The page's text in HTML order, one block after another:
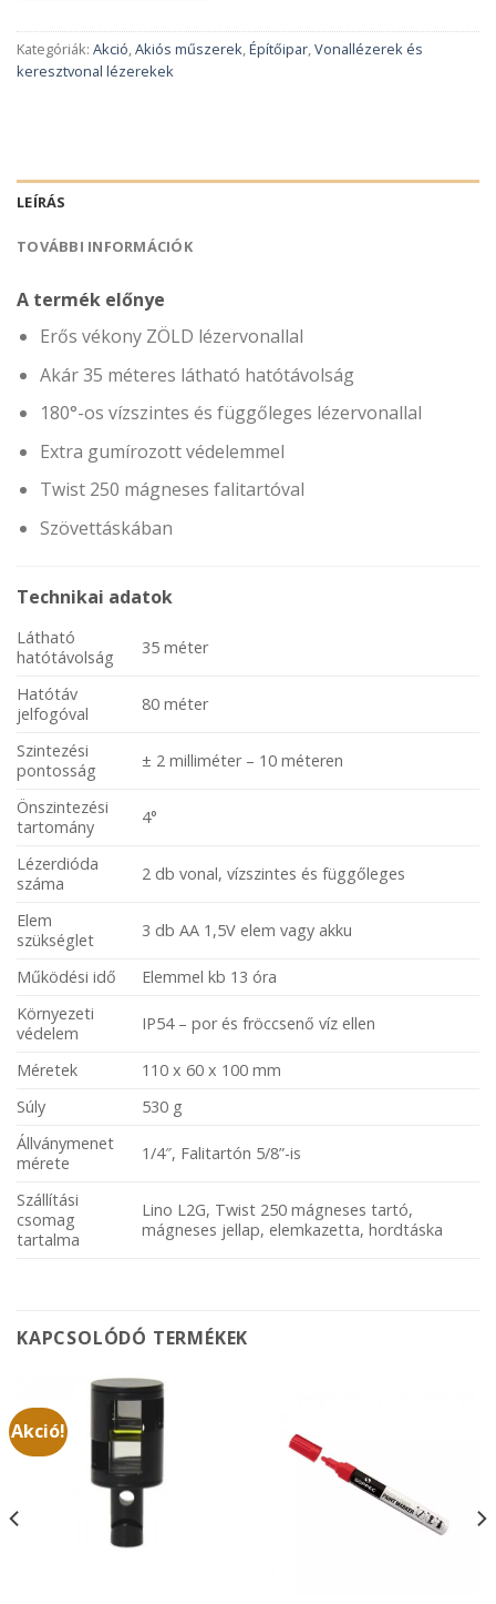
Kategóriák: Akció,Akiós műszerek,Építőipar,Vonallézerek és
keresztvonal lézerekek
LEÍRÁS
TOVÁBBI INFORMÁCIÓK
A termék előnye
Erős vékony ZÖLD lézervonallal
Akár 35 méteres látható hatótávolság
180°-os vízszintes és függőleges lézervonallal
Extra gumírozott védelemmel
Twist 250 mágneses falitartóval
Szövettáskában
Technikai adatok
Látható
hatótávolság
35 méter
Hatótáv
jelfogóval
80 méter
Szintezési
pontosság
± 2 milliméter – 10 méteren
Önszintezési
tartomány
4°
Lézerdióda
száma
2 db vonal, vízszintes és függőleges
Elem
szükséglet
3 db AA 1,5V elem vagy akku
Működési idő
Elemmel kb 13 óra
Környezeti
védelem
IP54 – por és fröccsenő víz ellen
Méretek
110 x 60 x 100 mm
Súly
530 g
Állványmenet
mérete
1/4″, Falitartón 5/8”-is
Szállítási
csomag
tartalma
Lino L2G, Twist 250 mágneses tartó,
mágneses jellap, elemkazetta, hordtáska
KAPCSOLÓDÓ TERMÉKEK
Akció!